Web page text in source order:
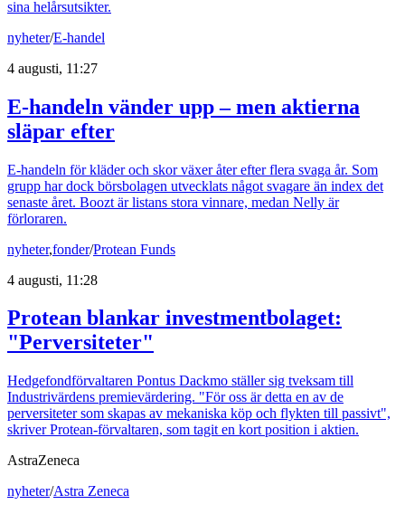
sina helårsutsikter.
nyheter/E-handel
4 augusti, 11:27
E-handeln vänder upp – men aktierna
släpar efter
E-handeln för kläder och skor växer åter efter flera svaga år. Som
grupp har dock börsbolagen utvecklats något svagare än index det
senaste året. Boozt är listans stora vinnare, medan Nelly är
förloraren.
nyheter,fonder/Protean Funds
4 augusti, 11:28
Protean blankar investmentbolaget:
"Perversiteter"
Hedgefondförvaltaren Pontus Dackmo ställer sig tveksam till
Industrivärdens premievärdering. "För oss är detta en av de
perversiteter som skapas av mekaniska köp och flykten till passivt",
skriver Protean-förvaltaren, som tagit en kort position i aktien.
AstraZeneca
nyheter/Astra Zeneca